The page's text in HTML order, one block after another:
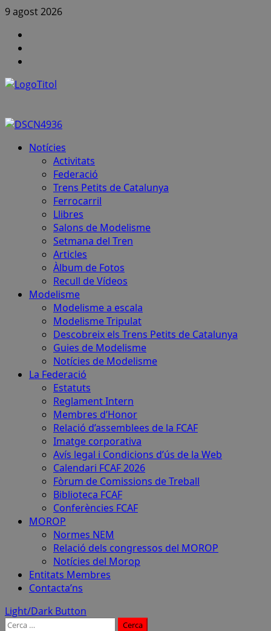
Skip
content
9 agost 2026
FCAF
PrimaryNotícies
Activitats
Federació
Trens Petits de Catalunya
Ferrocarril
Llibres
Salons de Modelisme
Setmana del Tren
Articles
Àlbum de Fotos
Recull de Vídeos
Modelisme
Modelisme a escala
Modelisme Tripulat
Descobreix els Trens Petits de Catalunya
Guies de Modelisme
Notícies de Modelisme
La Federació
Estatuts
Reglament Intern
Membres d’Honor
Relació d’assemblees de la FCAF
Imatge corporativa
Avís legal i Condicions d’ús de la Web
Calendari FCAF 2026
Fòrum de Comissions de Treball
Biblioteca FCAF
Conferències FCAF
MOROP
Normes NEM
Relació dels congressos del MOROP
Notícies del Morop
Entitats Membres
Contacta’ns
Light/Dark Button
Cerca: